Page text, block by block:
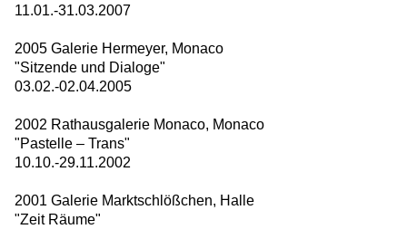
11.01.-31.03.2007
2005 Galerie Hermeyer, Monaco
"Sitzende und Dialoge"
03.02.-02.04.2005
2002 Rathausgalerie Monaco, Monaco
"Pastelle – Trans"
10.10.-29.11.2002
2001 Galerie Marktschlößchen, Halle
"Zeit Räume"